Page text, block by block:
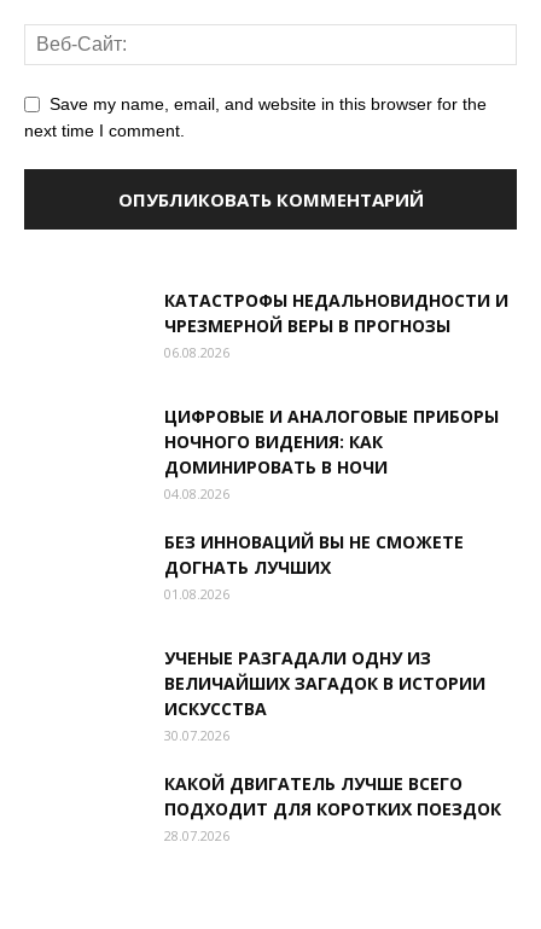
Save my name, email, and website in this browser for the
next time I comment.
КАТАСТРОФЫ НЕДАЛЬНОВИДНОСТИ И
ЧРЕЗМЕРНОЙ ВЕРЫ В ПРОГНОЗЫ
06.08.2026
ЦИФРОВЫЕ И АНАЛОГОВЫЕ ПРИБОРЫ
НОЧНОГО ВИДЕНИЯ: КАК
ДОМИНИРОВАТЬ В НОЧИ
04.08.2026
БЕЗ ИННОВАЦИЙ ВЫ НЕ СМОЖЕТЕ
ДОГНАТЬ ЛУЧШИХ
01.08.2026
УЧЕНЫЕ РАЗГАДАЛИ ОДНУ ИЗ
ВЕЛИЧАЙШИХ ЗАГАДОК В ИСТОРИИ
ИСКУССТВА
30.07.2026
КАКОЙ ДВИГАТЕЛЬ ЛУЧШЕ ВСЕГО
ПОДХОДИТ ДЛЯ КОРОТКИХ ПОЕЗДОК
28.07.2026